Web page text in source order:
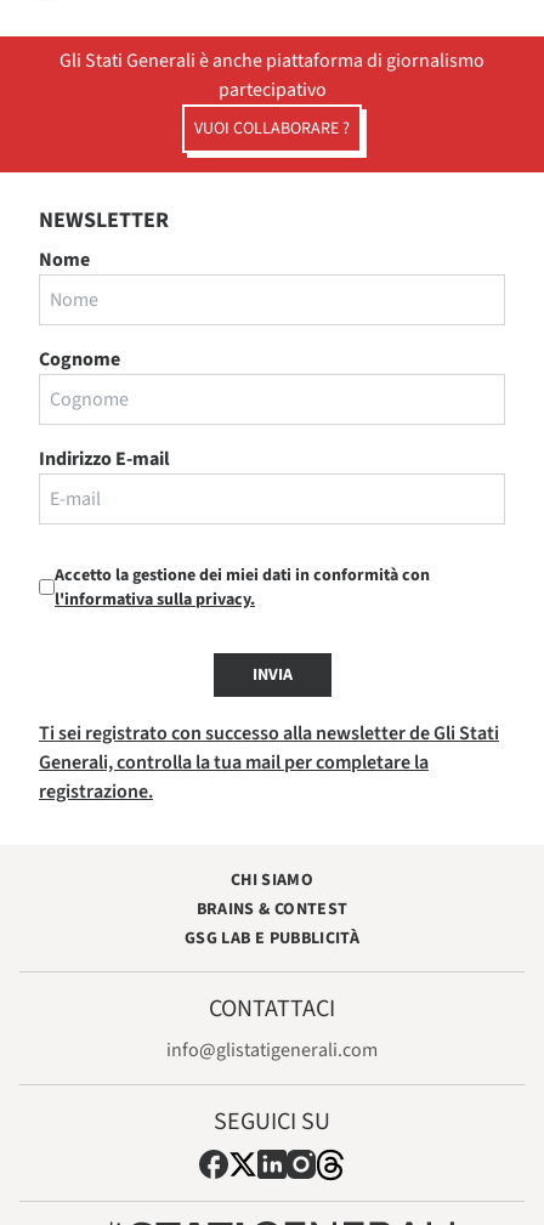
Gli Stati Generali è anche piattaforma di giornalismo
partecipativo
VUOI COLLABORARE ?
NEWSLETTER
Nome
Cognome
Indirizzo E-mail
Accetto la gestione dei miei dati in conformità con
l'informativa sulla privacy.
INVIA
Ti sei registrato con successo alla newsletter de Gli Stati
Generali, controlla la tua mail per completare la
registrazione.
CHI SIAMO
BRAINS & CONTEST
GSG LAB E PUBBLICITÀ
CONTATTACI
info@glistatigenerali.com
SEGUICI SU